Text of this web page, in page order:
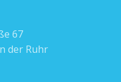
67
der Ruhr